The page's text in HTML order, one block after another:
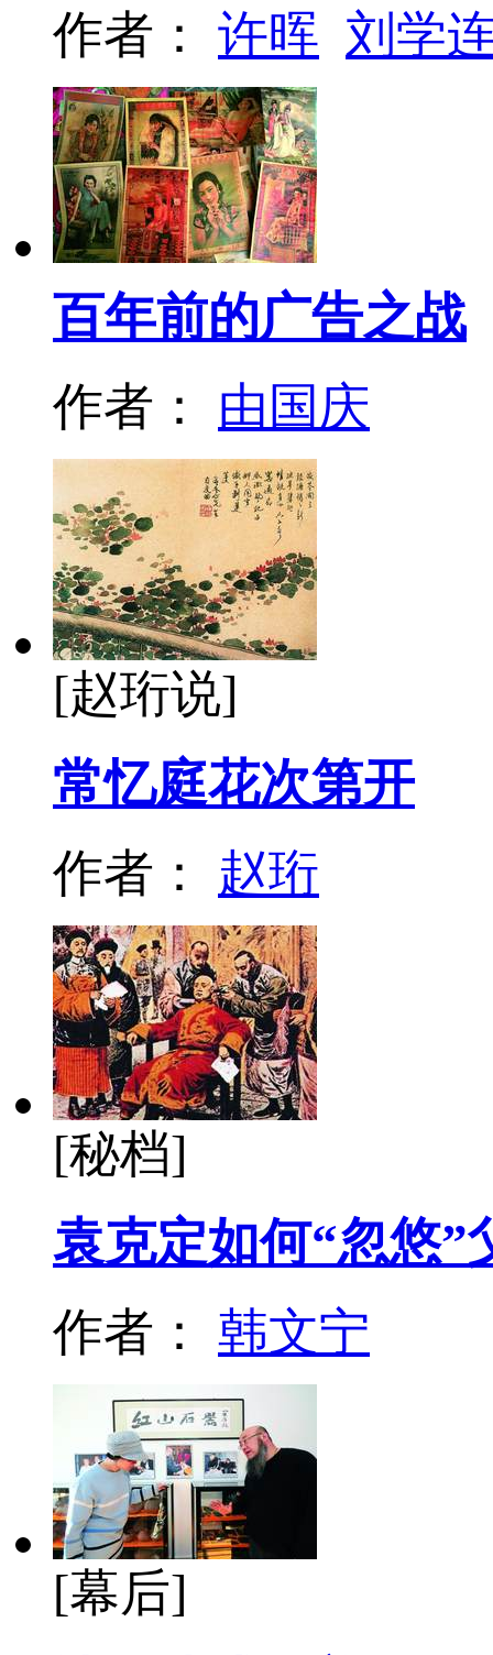
作者： 许晖 刘学
百年前的广告之战
作者： 由国庆
[赵珩说]
常忆庭花次第开
作者： 赵珩
[秘档]
袁克定如何“忽悠”
作者： 韩文宁
[幕后]